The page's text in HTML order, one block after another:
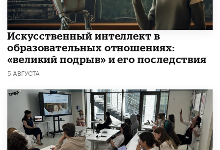
​Искусственный интеллект в
образовательных отношениях:
«великий подрыв» и его последствия
5 АВГУСТА